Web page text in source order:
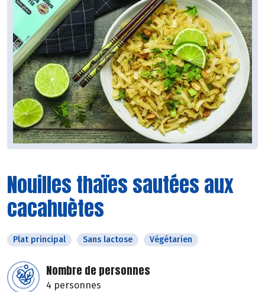
Nouilles thaïes sautées aux
cacahuètes
Plat principal Sans lactose Végétarien
Nombre de personnes
4 personnes